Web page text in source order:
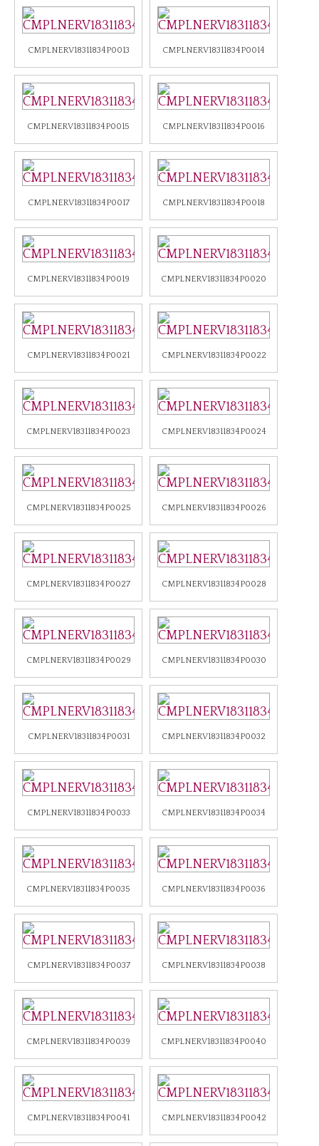
CMPLNERV18311834P0013 CMPLNERV18311834P0014
CMPLNERV18311834P0015 CMPLNERV18311834P0016
CMPLNERV18311834P0017 CMPLNERV18311834P0018
CMPLNERV18311834P0019 CMPLNERV18311834P0020
CMPLNERV18311834P0021 CMPLNERV18311834P0022
CMPLNERV18311834P0023 CMPLNERV18311834P0024
CMPLNERV18311834P0025 CMPLNERV18311834P0026
CMPLNERV18311834P0027 CMPLNERV18311834P0028
CMPLNERV18311834P0029 CMPLNERV18311834P0030
CMPLNERV18311834P0031 CMPLNERV18311834P0032
CMPLNERV18311834P0033 CMPLNERV18311834P0034
CMPLNERV18311834P0035 CMPLNERV18311834P0036
CMPLNERV18311834P0037 CMPLNERV18311834P0038
CMPLNERV18311834P0039 CMPLNERV18311834P0040
CMPLNERV18311834P0041 CMPLNERV18311834P0042